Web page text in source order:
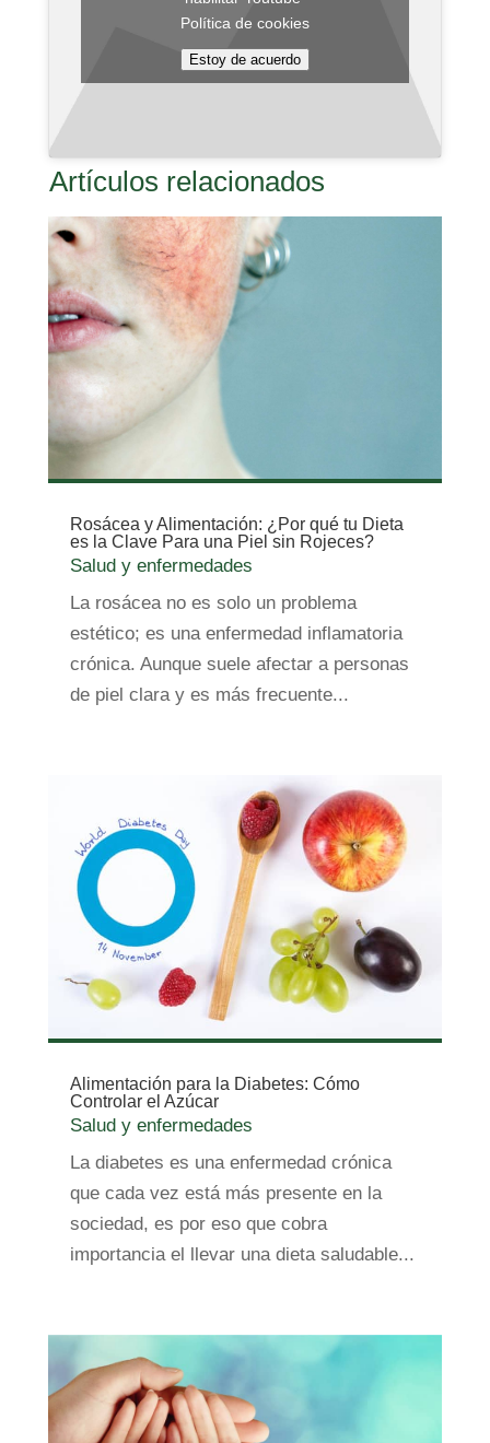
Política de cookies
Estoy de acuerdo
Artículos relacionados
Rosácea y Alimentación: ¿Por qué tu Dieta
es la Clave Para una Piel sin Rojeces?
Salud y enfermedades
La rosácea no es solo un problema
estético; es una enfermedad inflamatoria
crónica. Aunque suele afectar a personas
de piel clara y es más frecuente...
Alimentación para la Diabetes: Cómo
Controlar el Azúcar
Salud y enfermedades
La diabetes es una enfermedad crónica
que cada vez está más presente en la
sociedad, es por eso que cobra
importancia el llevar una dieta saludable...